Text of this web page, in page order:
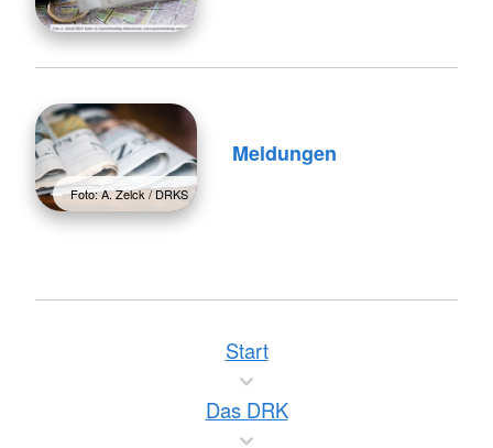
Foto: A. Zelck / DRKS
Meldungen
Start
Das DRK